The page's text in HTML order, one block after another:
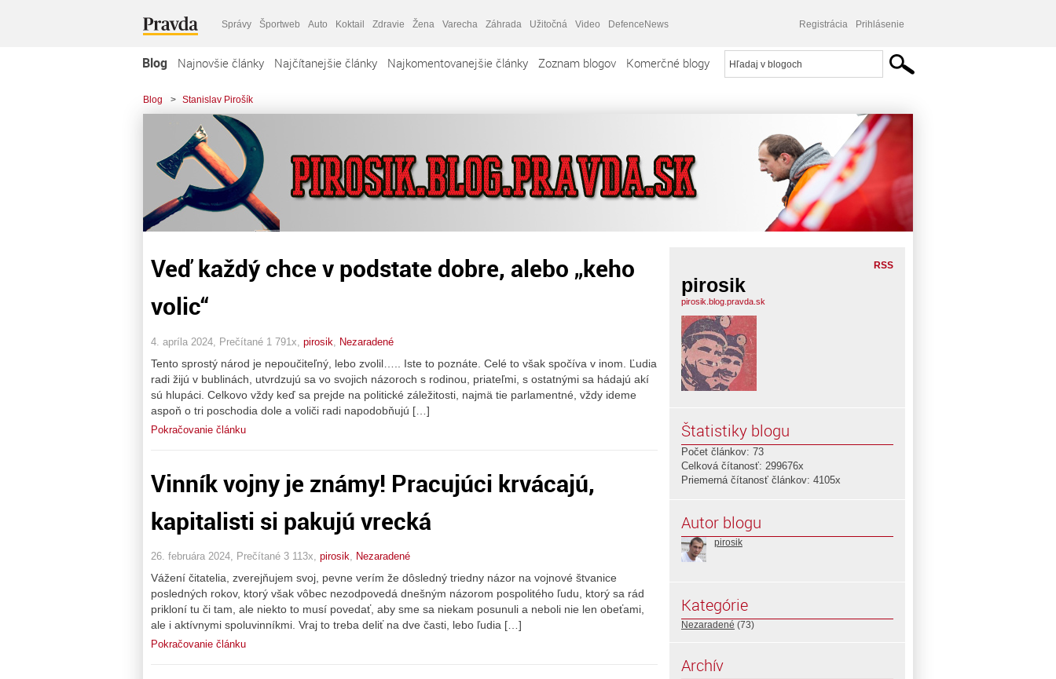
Správy Športweb Auto Koktail Zdravie Žena Varecha Záhrada Užitočná Video DefenceNews Registrácia Prihlásenie
Blog Najnovšie články Najčítanejšie články Najkomentovanejšie články Zoznam blogov Komerčné blogy
Blog > Stanislav Pirošík
Veď každý chce v podstate dobre, alebo „keho
volic“
4. apríla 2024, Prečítané 1 791x, pirosik Nezaradené
Tento sprostý národ je nepoučiteľný, lebo zvolil….. Iste to poznáte. Celé to však spočíva v inom. Ľudia
radi žijú v bublinách, utvrdzujú sa vo svojich názoroch s rodinou, priateľmi, s ostatnými sa hádajú akí
sú hlupáci. Celkovo vždy keď sa prejde na politické záležitosti, najmä tie parlamentné, vždy ideme
aspoň o tri poschodia dole a voliči radi napodobňujú […]
Pokračovanie článku
Vinník vojny je známy! Pracujúci krvácajú,
kapitalisti si pakujú vrecká
26. februára 2024, Prečítané 3 113x, pirosik, Nezaradené
Vážení čitatelia, zverejňujem svoj, pevne verím že dôsledný triedny názor na vojnové štvanice
posledných rokov, ktorý však vôbec nezodpovedá dnešným názorom pospolitého ľudu, ktorý sa rád
prikloní tu či tam, ale niekto to musí povedať, aby sme sa niekam posunuli a neboli nie len obeťami,
ale i aktívnymi spoluvinníkmi. Vraj to treba deliť na dve časti, lebo ľudia […]
Pokračovanie článku
RSS
pirosik
pirosik.blog.pravda.sk
Štatistiky blogu
Počet článkov: 73
Celková čítanosť: 299676x
Priemerná čítanosť článkov: 4105x
Autor blogu
pirosik
Kategórie
Nezaradené (73)
Archív